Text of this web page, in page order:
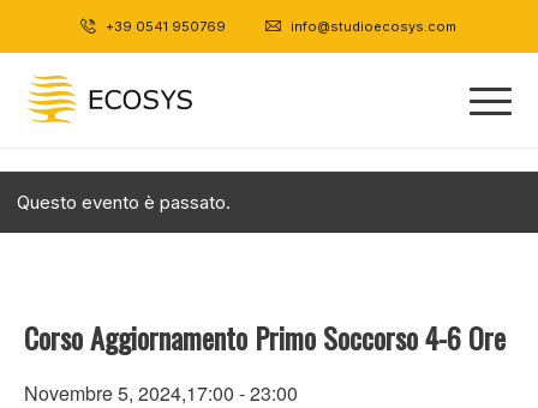
+39 0541 950769 info@studioecosys.com
Questo evento è passato.
Corso Aggiornamento Primo Soccorso 4-6 Ore
Novembre 5, 2024,17:00 -23:00